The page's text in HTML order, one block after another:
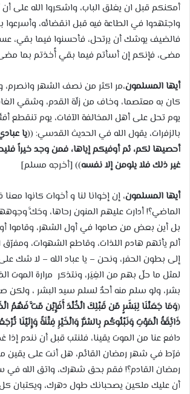
أمكنكم قبل ان يغلق الباب، واشكروا الله على أن
واجتهدوا في الطاعة فيه قبل انقضائه، وأسرعوا
فالضيف يوشك أن يرتحل، فأحسنوا فيما بقي،
مضى، فإنكم إن أسأتم فيما بقي أُخذتم بما
أيها المسلمون،مر اكثر من نصف الشهر وانصرم،
كان به معتصما، وخاف من زلّة القدم، وشقي
يوم تحل على أهل المخالفة الآفات، يوم تنقطع
بالزفرات، يقول الله في الحديث القدسي: ((يا
أحصيها لكم، ثم أوفيكم إياها، فمن وجد خيراً
غير ذلك فلا يلومن إلا نفسه)) [أخرجه مسلم]
أيها المسلمون، إن إخوانا لنا و أخوات كانوا
الماضي؟! أدارت عليهم المنون رحاها، وحَكَّ
بل أين بعض من صاموا في أول الشهر، وقاموا
ألم يأتهم هادم اللذات، وقاطع الشهوات، ومفرّق
إلى بطون الحفر، ونحن – يا عباد الله – لا شك على
لمثل ما حلّ بهم من الغِيَر، ونتذكر مرارة الموت
بشر، ولو سلم منه أحدٌ لسلم سيد البشر ، ولكن
(وَمَا جَعَلْنَا لِبَشَرٍ مّن قَبْلِكَ الْخُلْدَ أَفَإِيْن مّتَّ فَهُمُ
ذَائِقَةُ الْمَوْتِ وَنَبْلُوكُم بِالشَّرّ وَالْخَيْرِ فِتْنَةً وَإِلَيْنَا
دافع عنا من الموت يقينا، فلنتب قبل أن نندم إذا
فرّط في شهر رمضان القائم، هل أنت على يقين
رمضان القادم؟! فقم بحق شهرك، واتق الله في
أن عليك ملكين يصحبانك طول دهرك، ويكتبان كل